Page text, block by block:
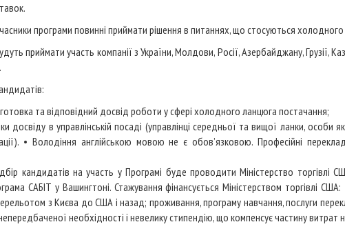
програми повинні приймати рішення в питаннях, що стосуються
приймати участь компанії з України, Молдови, Росії, Азербайджану, Грузії,
та відповідний досвід роботи у сфері холодного ланцюга постачання;
досвіду в управлінській посаді (управлінці середньої та вищої ланки, особи
• Володіння англійською мовою не є обов’язковою. Професійні
кандидатів на участь у Програмі буде проводити Міністерство торгівлі
САБІТ у Вашингтоні. Стажування фінансується Міністерством торгівлі
з Києва до США і назад; проживання, програму навчання, послуги
необхідності і невелику стипендію, що компенсує частину витрат